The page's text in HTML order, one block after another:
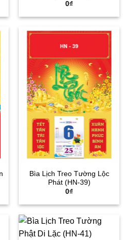
0₫
Bìa Lịch Treo Tường Lộc
Phát (HN-39)
0₫